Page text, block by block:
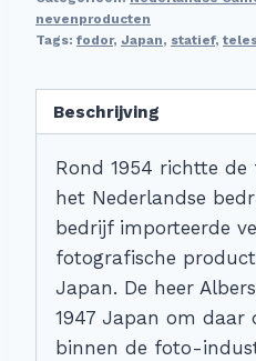
nevenproducten
Tags: fodor, Japan, statief,
Beschrijving
Rond 1954 richtte de
het Nederlandse
bedrijf importeerde
fotografische
Japan. De heer
1947 Japan om daar
binnen de foto-